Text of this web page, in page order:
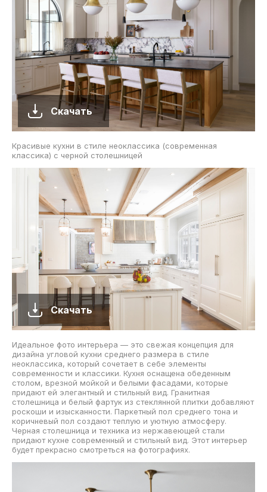
Скачать
Красивые кухни в стиле неоклассика (современная
классика) с черной столешницей
Скачать
Идеальное фото интерьера — это свежая концепция для
дизайна угловой кухни среднего размера в стиле
неоклассика, который сочетает в себе элементы
современности и классики. Кухня оснащена обеденным
столом, врезной мойкой и белыми фасадами, которые
придают ей элегантный и стильный вид. Гранитная
столешница и белый фартук из стеклянной плитки добавляют
роскоши и изысканности. Паркетный пол среднего тона и
коричневый пол создают теплую и уютную атмосферу.
Черная столешница и техника из нержавеющей стали
придают кухне современный и стильный вид. Этот интерьер
будет прекрасно смотреться на фотографиях.